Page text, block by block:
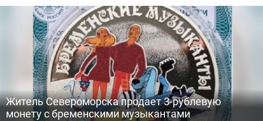
Житель Североморска продает 3-рублевую
монету с бременскими музыкантами